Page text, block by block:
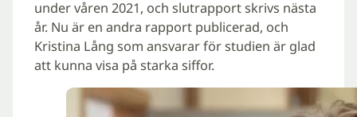
under våren 2021, och slutrapport skrivs nästa
år. Nu är en andra rapport publicerad, och
Kristina Lång som ansvarar för studien är glad
att kunna visa på starka siffor.